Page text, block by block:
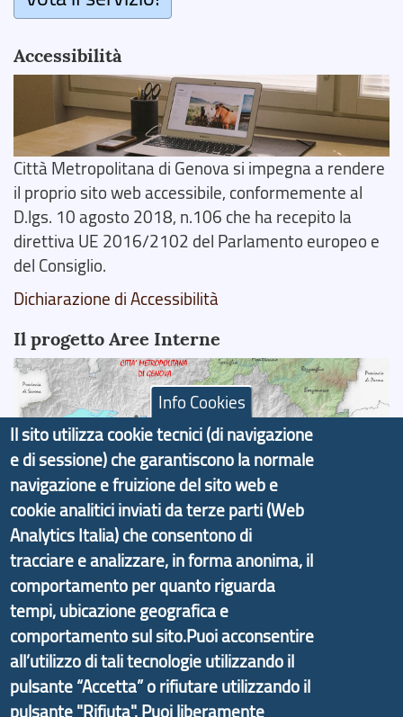
Accessibilità
Città Metropolitana di Genova si impegna a rendere
il proprio sito web accessibile, conformemente al
D.lgs. 10 agosto 2018, n.106 che ha recepito la
direttiva UE 2016/2102 del Parlamento europeo e
del Consiglio.
Dichiarazione di Accessibilità
Il progetto Aree Interne
Il portale di marketing territoriale e sviluppo locale
di Genova Città Metropolitana si è sviluppato a
partire dal progetto nazionale Aree Interne
promosso dal Dipartimento per lo Sviluppo
Economico e finalizzato al rilancio socio-economico
delle valli dell’entroterra. In particolare fornisce
informazioni ed aggiornamenti sulla
d'Area Antola-Tigullio, in collaborazione con Regione
Liguria ed ANCI Liguria.
Info Cookies
Il sito utilizza cookie tecnici (di navigazione
e di sessione) che garantiscono la normale
navigazione e fruizione del sito web e
cookie analitici inviati da terze parti (Web
Analytics Italia) che consentono di
tracciare e analizzare, in forma anonima, il
comportamento per quanto riguarda
tempi, ubicazione geografica e
comportamento sul sito.Puoi acconsentire
all’utilizzo di tali tecnologie utilizzando il
pulsante “Accetta” o rifiutare utilizzando il
pulsante "Rifiuta". Puoi liberamente